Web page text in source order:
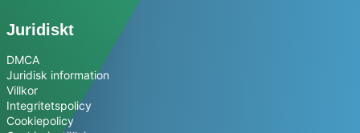
Juridiskt
DMCA
Juridisk information
Villkor
Integritetspolicy
Cookiepolicy